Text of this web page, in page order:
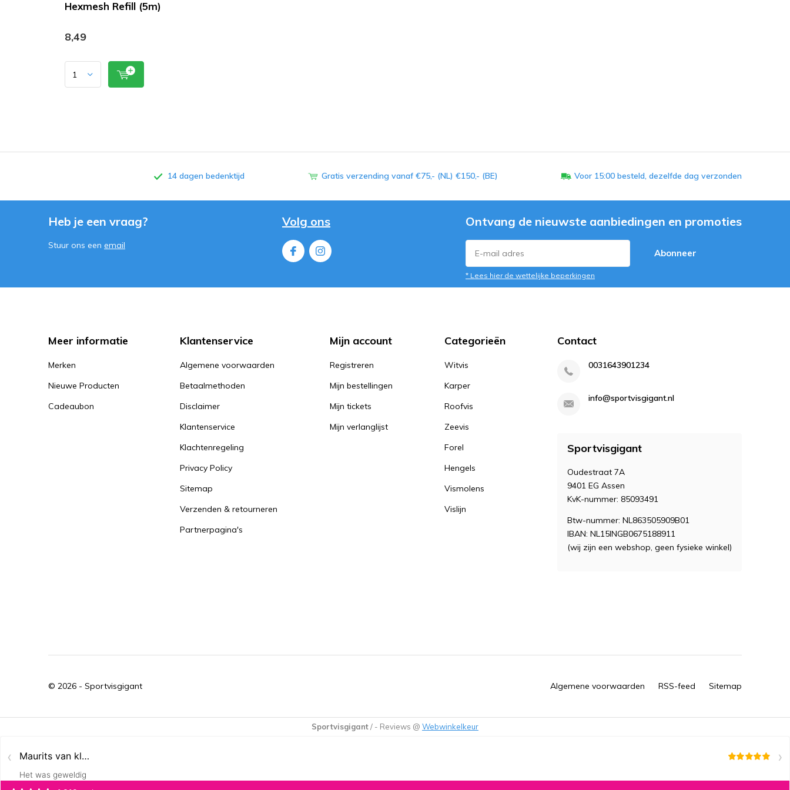
Hexmesh Refill (5m)
8,49
14 dagen bedenktijd Gratis verzending vanaf €75,- (NL) €150,- (BE) Voor 15:00 besteld, dezelfde dag verzonden
Heb je een vraag?
Stuur ons een email
Volg ons Ontvang de nieuwste aanbiedingen en promoties
Abonneer
* Lees hier de wettelijke beperkingen
Meer informatie
Merken
Nieuwe Producten
Cadeaubon
Klantenservice
Algemene voorwaarden
Betaalmethoden
Disclaimer
Klantenservice
Klachtenregeling
Privacy Policy
Sitemap
Verzenden & retourneren
Partnerpagina's
Mijn account
Registreren
Mijn bestellingen
Mijn tickets
Mijn verlanglijst
Categorieën
Witvis
Karper
Roofvis
Zeevis
Forel
Hengels
Vismolens
Vislijn
Contact
0031643901234
info@sportvisgigant.nl
Sportvisgigant
Oudestraat 7A
9401 EG Assen
KvK-nummer: 85093491
Btw-nummer: NL863505909B01
IBAN: NL15INGB0675188911
(wij zijn een webshop, geen fysieke winkel)
© 2026 - Sportvisgigant Algemene voorwaarden RSS-feed Sitemap
Sportvisgigant/ - Reviews @ Webwinkelkeur